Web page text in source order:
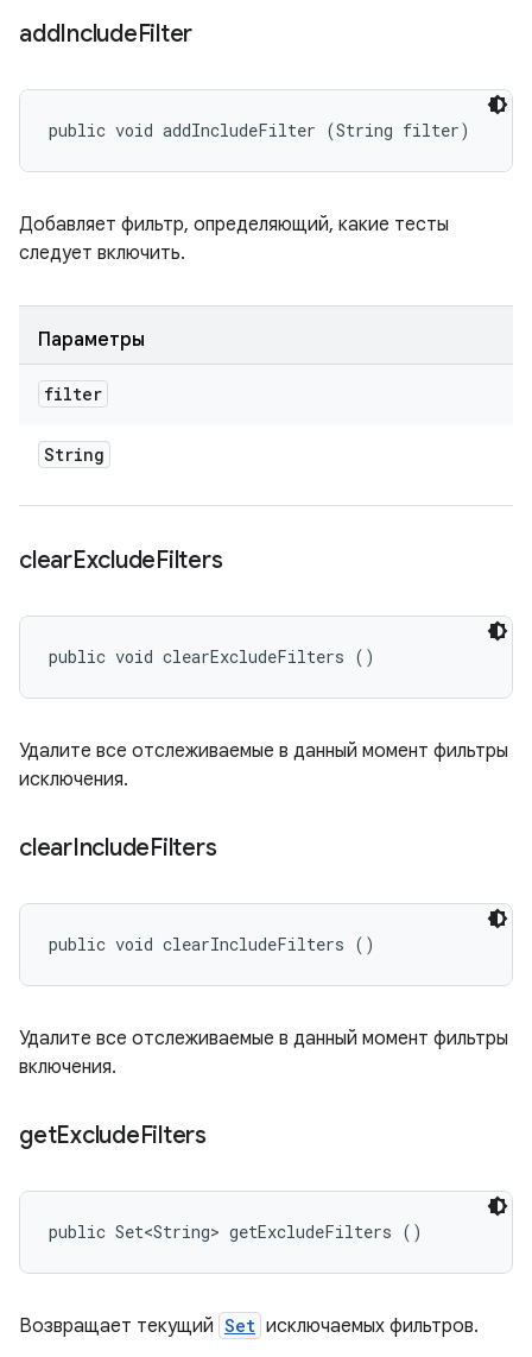
addIncludeFilter
public void addIncludeFilter (String filter)
Добавляет фильтр, определяющий, какие тесты
следует включить.
Параметры
filter
String
clearExcludeFilters
public void clearExcludeFilters ()
Удалите все отслеживаемые в данный момент фильтры
исключения.
clearIncludeFilters
public void clearIncludeFilters ()
Удалите все отслеживаемые в данный момент фильтры
включения.
getExcludeFilters
public Set<String> getExcludeFilters ()
Возвращает текущий Set исключаемых фильтров.